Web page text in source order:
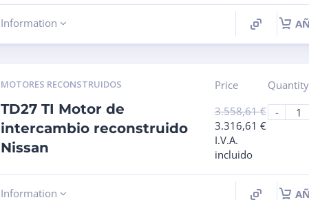
Information
MOTORES RECONSTRUIDOS
TD27 TI Motor de
intercambio reconstruido
Nissan
Price
3.558,61€
3.316,61 €
I.V.A.
incluido
Quantity
-
Information